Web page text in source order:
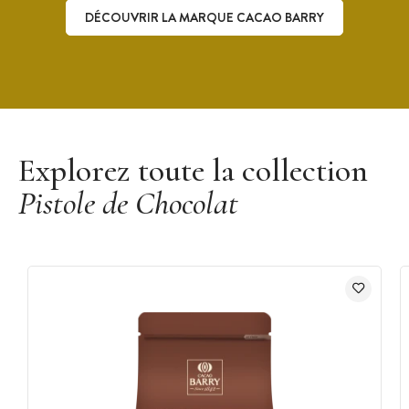
Rouge, Noix de Coco, Calvados, Champagne, Fromage Frais,
Thé Earl Grey, Truffe, Curry, Genièvre, Gin.
DÉCOUVRIR LA MARQUE CACAO BARRY
Explorez toute la collection
Pistole de Chocolat